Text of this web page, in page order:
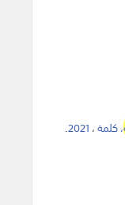
، كلمة، 2021
.